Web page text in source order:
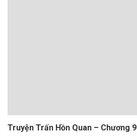
Truyện Trấn Hồn Quan – Chương 9